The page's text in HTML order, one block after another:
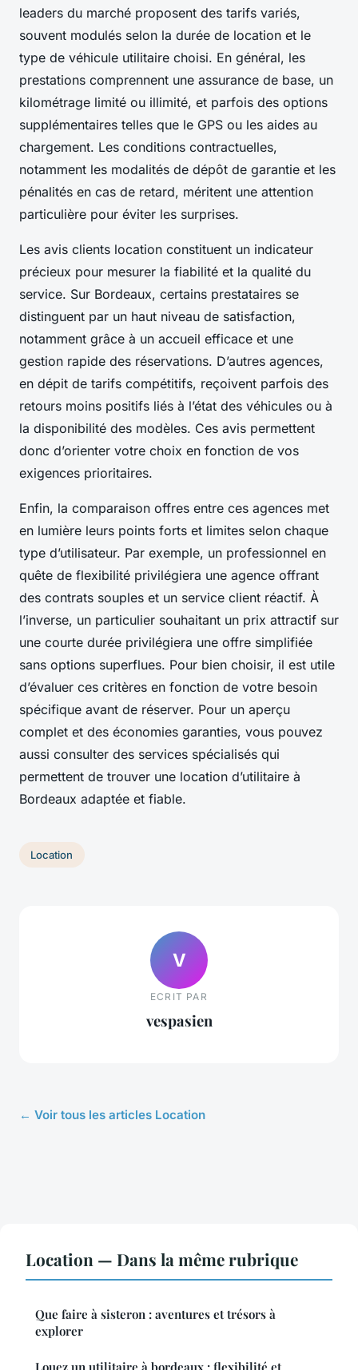
leaders du marché proposent des tarifs variés,
souvent modulés selon la durée de location et le
type de véhicule utilitaire choisi. En général, les
prestations comprennent une assurance de base, un
kilométrage limité ou illimité, et parfois des options
supplémentaires telles que le GPS ou les aides au
chargement. Les conditions contractuelles,
notamment les modalités de dépôt de garantie et les
pénalités en cas de retard, méritent une attention
particulière pour éviter les surprises.
Les avis clients location constituent un indicateur
précieux pour mesurer la fiabilité et la qualité du
service. Sur Bordeaux, certains prestataires se
distinguent par un haut niveau de satisfaction,
notamment grâce à un accueil efficace et une
gestion rapide des réservations. D’autres agences,
en dépit de tarifs compétitifs, reçoivent parfois des
retours moins positifs liés à l’état des véhicules ou à
la disponibilité des modèles. Ces avis permettent
donc d’orienter votre choix en fonction de vos
exigences prioritaires.
Enfin, la comparaison offres entre ces agences met
en lumière leurs points forts et limites selon chaque
type d’utilisateur. Par exemple, un professionnel en
quête de flexibilité privilégiera une agence offrant
des contrats souples et un service client réactif. À
l’inverse, un particulier souhaitant un prix attractif sur
une courte durée privilégiera une offre simplifiée
sans options superflues. Pour bien choisir, il est utile
d’évaluer ces critères en fonction de votre besoin
spécifique avant de réserver. Pour un aperçu
complet et des économies garanties, vous pouvez
aussi consulter des services spécialisés qui
permettent de trouver une location d’utilitaire à
Bordeaux adaptée et fiable.
Location
V
ECRIT PAR
vespasien
← Voir tous les articles Location
Location — Dans la même rubrique
Que faire à sisteron : aventures et trésors à
explorer